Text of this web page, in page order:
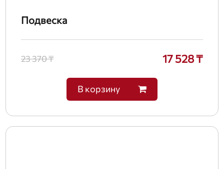
Подвеска
23 370 ₸ 17 528 ₸
В корзину